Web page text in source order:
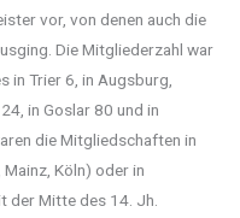
vor, von denen auch die
Die Mitgliederzahl war
in Trier 6, in Augsburg,
in Goslar 80 und in
die Mitgliedschaften in
Köln) oder in
der Mitte des 14. Jh.